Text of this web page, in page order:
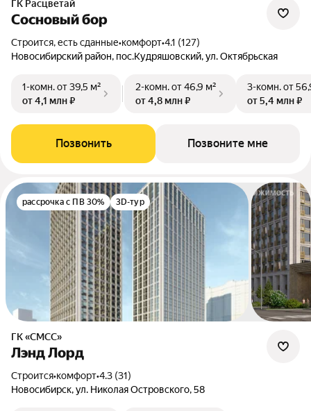
ГК Расцветай
Сосновый бор
Строится, есть сданные•комфорт•4.1 (127)
Новосибирский район, пос.Кудряшовский, ул. Октябрьская
1-комн.от 39,5 м²
от 4,1 млн ₽
2-комн.от 46,9 м²
от 4,8 млн ₽
3-комн.от
от 5,4 млн ₽
Позвонить Позвоните мне
рассрочка с ПВ 30% 3D-тур
ГК «СМСС»
Лэнд Лорд
Строится•комфорт•4.3 (31)
Новосибирск, ул. Николая Островского, 58